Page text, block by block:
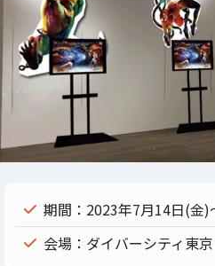
期間：2023年7月14日(金
会場：ダイバーシティ東